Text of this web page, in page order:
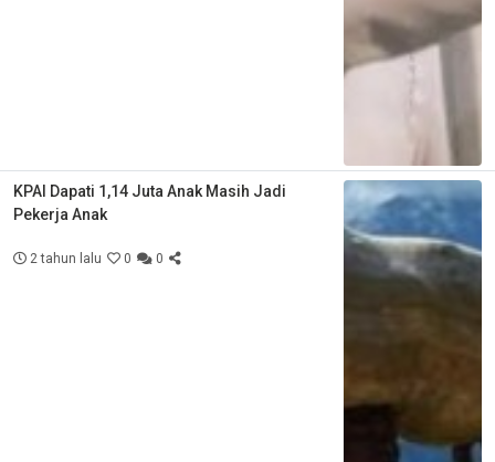
KPAI Dapati 1,14 Juta Anak Masih Jadi
Pekerja Anak
2 tahun lalu 0 0